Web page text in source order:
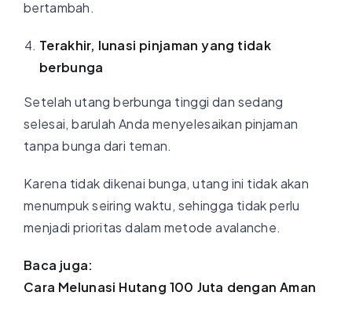
bertambah.
Terakhir, lunasi pinjaman yang tidak
berbunga
Setelah utang berbunga tinggi dan sedang
selesai, barulah Anda menyelesaikan pinjaman
tanpa bunga dari teman.
Karena tidak dikenai bunga, utang ini tidak akan
menumpuk seiring waktu, sehingga tidak perlu
menjadi prioritas dalam metode avalanche.
Baca juga:
Cara Melunasi Hutang 100 Juta dengan Aman